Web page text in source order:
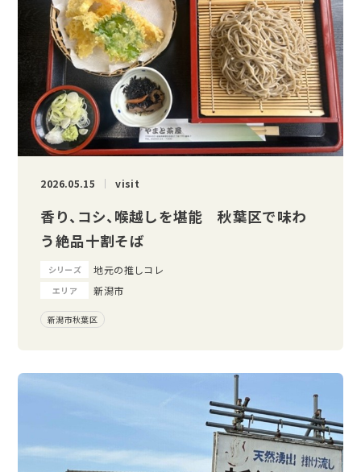
2026.05.15 visit
香り、コシ、喉越しを堪能 秋葉区で味わ
う絶品十割そば
シリーズ 地元の推しコレ
エリア 新潟市
新潟市秋葉区